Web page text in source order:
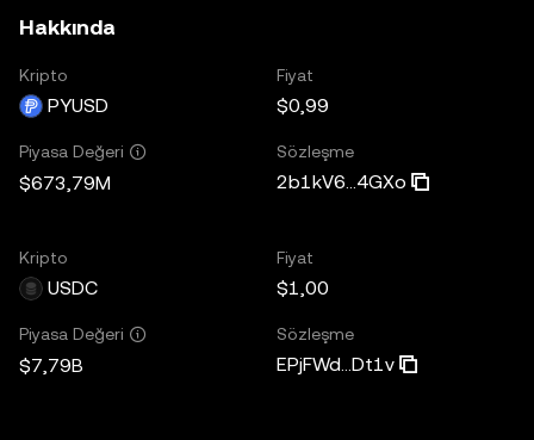
Hakkında
Kripto
PYUSD
Fiyat
$0,99
Piyasa Değeri
$673,79M
Sözleşme
2b1kV6...4GXo
Kripto
USDC
Fiyat
$1,00
Piyasa Değeri
$7,79B
Sözleşme
EPjFWd...Dt1v